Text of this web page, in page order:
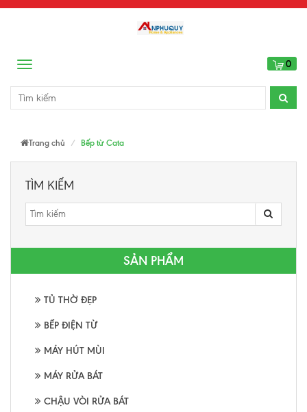
Menu 0
Trang chủ Bếp từ Cata
TÌM KIẾM
SẢN PHẨM
TỦ THỜ ĐẸP
BẾP ĐIỆN TỪ
MÁY HÚT MÙI
MÁY RỬA BÁT
CHẬU VÒI RỬA BÁT